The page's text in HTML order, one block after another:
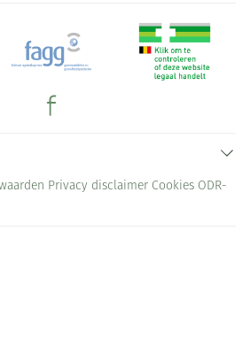
Privacy disclaimer Cookies ODR-